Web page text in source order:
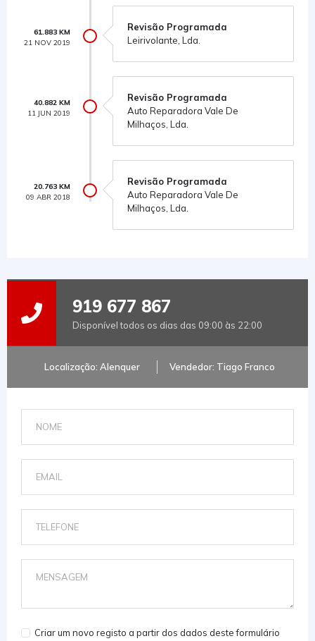
61.883 KM
21 NOV 2019
Revisão Programada
Leirivolante, Lda.
40.882 KM
11 JUN 2019
Revisão Programada
Auto Reparadora Vale De
Milhaços, Lda.
20.763 KM
09 ABR 2018
Revisão Programada
Auto Reparadora Vale De
Milhaços, Lda.
919 677 867
Disponível todos os dias das 09:00 às 22:00
Localização: Alenquer Vendedor: Tiago Franco
Criar um novo registo a partir dos dados deste formulário